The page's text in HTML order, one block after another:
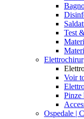
Test
Voir
Pinze
Ospedale |